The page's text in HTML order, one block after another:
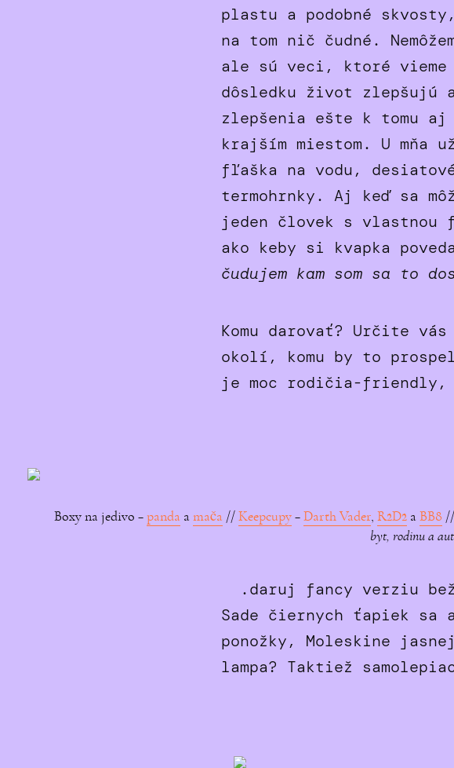
plastu a podobné
na tom nič čudné.
ale sú veci, ktoré
dôsledku život zlepšujú
zlepšenia ešte k tomu
krajším miestom. U mňa
fľaška na vodu,
termohrnky. Aj keď sa
jeden človek s vlastnou
ako keby si kvapka
čudujem kam som sa to
Komu darovať? Určite
okolí, komu by to
je moc rodičia-friendly,
Boxy na jedivo –panda amača //Keepcupy–Darth Vader,R2D2 aBB8
byt, rodinu a
.daruj fancy verziu
Sade čiernych ťapiek
ponožky, Moleskine
lampa? Taktiež